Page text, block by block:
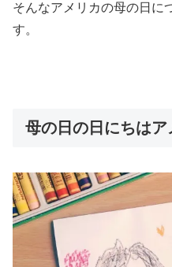
そんなアメリカの母の日に
す。
母の日の日にちはア